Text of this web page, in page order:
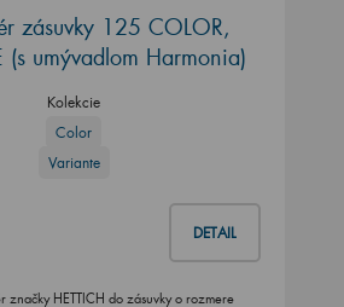
zásuvky 125 COLOR,
(s umývadlom Harmonia)
Kolekcie
Color
Variante
DETAIL
značky HETTICH do zásuvky o rozmere